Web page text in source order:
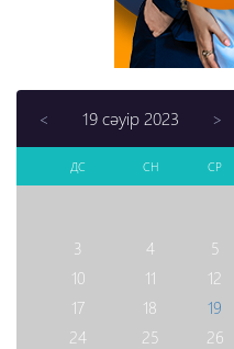
< 19 сәуір 2023 >
ДС СН СР
3
4 5
10
11 12
17
18 19
24
25 26